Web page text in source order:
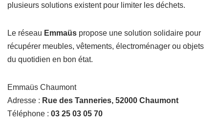
plusieurs solutions existent pour limiter les déchets.
Le réseau Emmaüs propose une solution solidaire pour
récupérer meubles, vêtements, électroménager ou objets
du quotidien en bon état.
Emmaüs Chaumont
Adresse : Rue des Tanneries, 52000 Chaumont
Téléphone : 03 25 03 05 70